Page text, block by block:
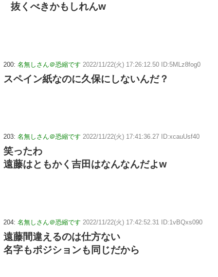
抜くべきかもしれんw
200: 名無しさん＠恐縮です 2022/11/22(火) 17:26:12.50 ID:5MLz8fog0
スペイン紙なのに久保にしないんだ？
203: 名無しさん＠恐縮です 2022/11/22(火) 17:41:36.27 ID:xcauUsf40
笑ったわ
遠藤はともかく吉田はなんなんだよw
204: 名無しさん＠恐縮です 2022/11/22(火) 17:42:52.31 ID:1vBQxs090
遠藤間違えるのは仕方ない
名字もポジションも同じだから